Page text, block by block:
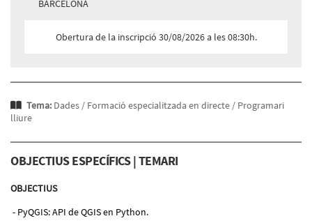
BARCELONA
Obertura de la inscripció 30/08/2026 a les 08:30h.
Tema: Dades / Formació especialitzada en directe / Programari
lliure
OBJECTIUS ESPECÍFICS | TEMARI
OBJECTIUS
PyQGIS: API de QGIS en Python.